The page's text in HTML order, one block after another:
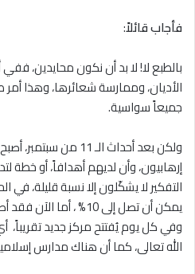
فأجاب قائلاً:
بالطبع لا! ﻻ بد أن نكون محايدين،
الأديان، وممارسة شعائرها، وهذا
جميعاً سواسية.
ولكن بعد أحداث الـ 11
إرهابيون، وأن لديهم أهدافاً، أو خطة
التفكير لا يشكّلون إلا نسبة قليلة، في
يمكن أن تصل إلى 10% ،
وفي كل يوم يُفتتح مركز جديد
الله تعالى، كما أن هناك مدارس